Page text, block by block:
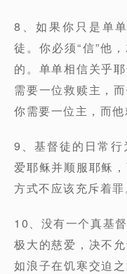
8、如果你只是单
徒。你必须“信”他
的。单单相信关乎
需要一位救赎主，
你需要一位主，而
9、基督徒的日常
爱耶稣并顺服耶稣
方式不应该充斥着罪
10、没有一个真基
极大的慈爱，决不
如浪子在饥寒交迫